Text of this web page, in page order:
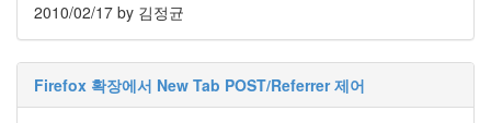
2010/02/17 by 김정균
Firefox 확장에서 New Tab POST/Referrer 제어
녕